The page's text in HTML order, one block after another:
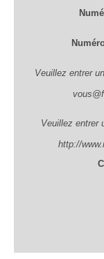
Veuillez entrer
Veuillez entrer
http://